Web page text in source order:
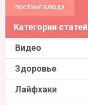
ПОСТНЫЕ БЛЮДА
Категории статей
Видео
Здоровье
Лайфхаки